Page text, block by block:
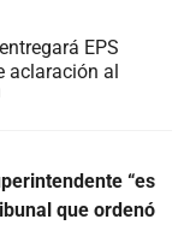
EPS
aclaración al
“es
que ordenó